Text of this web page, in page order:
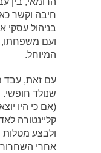
חיבה וקשר
בניהול עסקי
ועם משפחתו,
המיוחל.
עם זאת, עבד
שנולד
(אם כי היו
קליינטורה
ולבצע מטלות
אחרי